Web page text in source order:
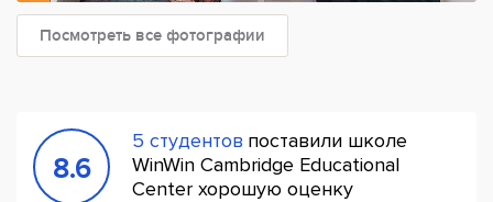
Посмотреть все фотографии
8.6
5 студентов поставили школе
WinWin Cambridge Educational
Center хорошую оценку